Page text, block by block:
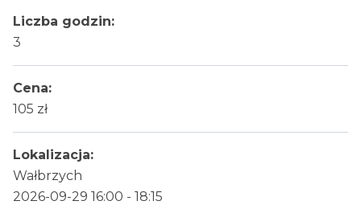
Liczba godzin:
3
Cena:
105 zł
Lokalizacja:
Wałbrzych
2026-09-29 16:00 - 18:15